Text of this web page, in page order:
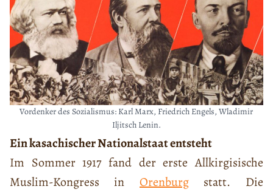
Vordenker des Sozialismus: Karl Marx, Friedrich Engels, Wladimir
Iljitsch Lenin.
Ein kasachischer Nationalstaat entsteht
Im Sommer 1917 fand der erste Allkirgisische
Muslim-Kongress in Orenburgstatt. Die